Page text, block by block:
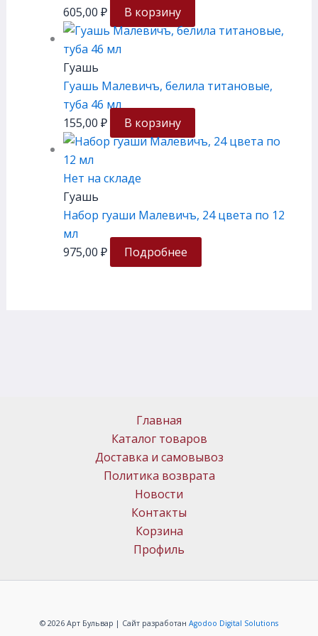
605,00 ₽ В корзину
Гуашь
Гуашь Малевичъ, белила титановые,
туба 46 мл
155,00 ₽ В корзину
Нет на складе
Гуашь
Набор гуаши Малевичъ, 24 цвета по 12
мл
975,00 ₽ Подробнее
Главная
Каталог товаров
Доставка и самовывоз
Политика возврата
Новости
Контакты
Корзина
Профиль
© 2026 Арт Бульвар | Сайт разработан Agodoo Digital Solutions